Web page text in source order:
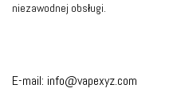
niezawodnej obsługi.
E-mail: info@vapexyz.com